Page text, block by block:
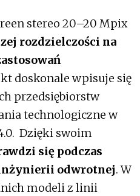
stereo 20–20 Mpix
rozdzielczości na
doskonale wpisuje się
przedsiębiorstw
technologiczne w
Dzięki swoim
się podczas
odwrotnej. W
modeli z linii